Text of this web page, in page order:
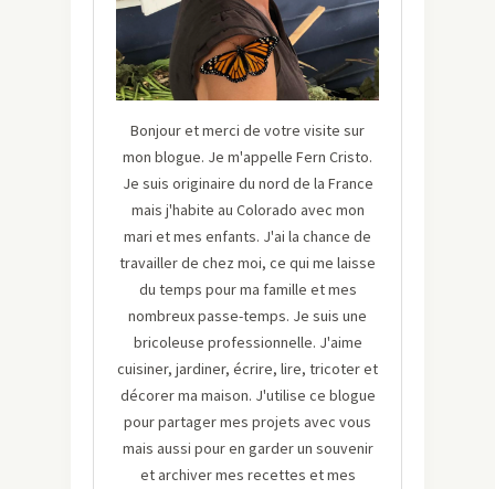
Bonjour et merci de votre visite sur
mon blogue. Je m'appelle Fern Cristo.
Je suis originaire du nord de la France
mais j'habite au Colorado avec mon
mari et mes enfants. J'ai la chance de
travailler de chez moi, ce qui me laisse
du temps pour ma famille et mes
nombreux passe-temps. Je suis une
bricoleuse professionnelle. J'aime
cuisiner, jardiner, écrire, lire, tricoter et
décorer ma maison. J'utilise ce blogue
pour partager mes projets avec vous
mais aussi pour en garder un souvenir
et archiver mes recettes et mes